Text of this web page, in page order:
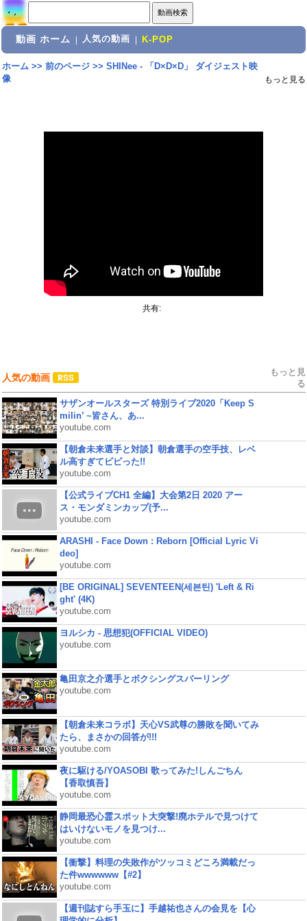
動画 ホーム 人気の動画 K-POP
ホーム>> 前のページ>> SHINee - 「D×D×D」 ダイジェスト映
像
もっと見る
共有:
人気の動画
もっと見
る
サザンオールスターズ 特別ライブ2020「Keep S
milin’ ~皆さん、あ...
youtube.com
【朝倉未来選手と対談】朝倉選手の空手技、レベ
ル高すぎてビビった!!
youtube.com
【公式ライブCH1 全編】大会第2日 2020 アー
ス・モンダミンカップ(予...
youtube.com
ARASHI - Face Down : Reborn [Official Lyric Vi
deo]
youtube.com
[BE ORIGINAL] SEVENTEEN(세븐틴) 'Left & Ri
ght' (4K)
youtube.com
ヨルシカ - 思想犯(OFFICIAL VIDEO)
youtube.com
亀田京之介選手とボクシングスパーリング
youtube.com
【朝倉未来コラボ】天心VS武尊の勝敗を聞いてみ
たら、まさかの回答が!!!
youtube.com
夜に駆ける/YOASOBI 歌ってみた!しんごちん
【香取慎吾】
youtube.com
静岡最恐心霊スポット大突撃!廃ホテルで見つけて
はいけないモノを見つけ...
youtube.com
【衝撃】料理の失敗作がツッコミどころ満載だっ
た件wwwwww【#2】
youtube.com
【週刊誌すら手玉に】手越祐也さんの会見を【心